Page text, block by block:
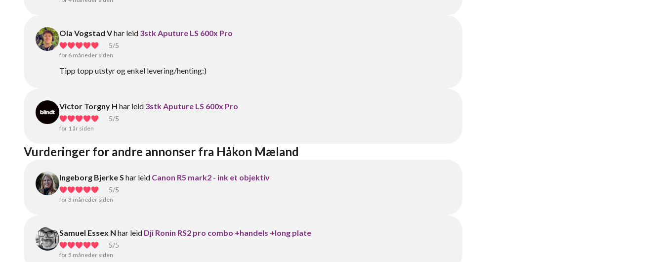
Ola Vogstad Vhar leid 3stk Aputure LS 600x Pro
5/5
for 6 måneder siden
Tipp topp utstyr og enkel levering/henting:)
Victor Torgny H har leid 3stk Aputure LS 600x Pro
5/5
for 1 år siden
Vurderinger for andre annonser fra Håkon Mæland
Ingeborg Bjerke S har leid Canon R5 mark2 - ink et objektiv
5/5
for 3 måneder siden
Samuel Essex N har leid Dji Ronin RS2 pro combo +handels +long plate
5/5
for 5 måneder siden